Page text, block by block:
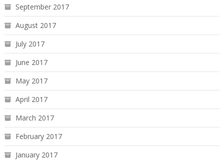
September 2017
August 2017
July 2017
June 2017
May 2017
April 2017
March 2017
February 2017
January 2017